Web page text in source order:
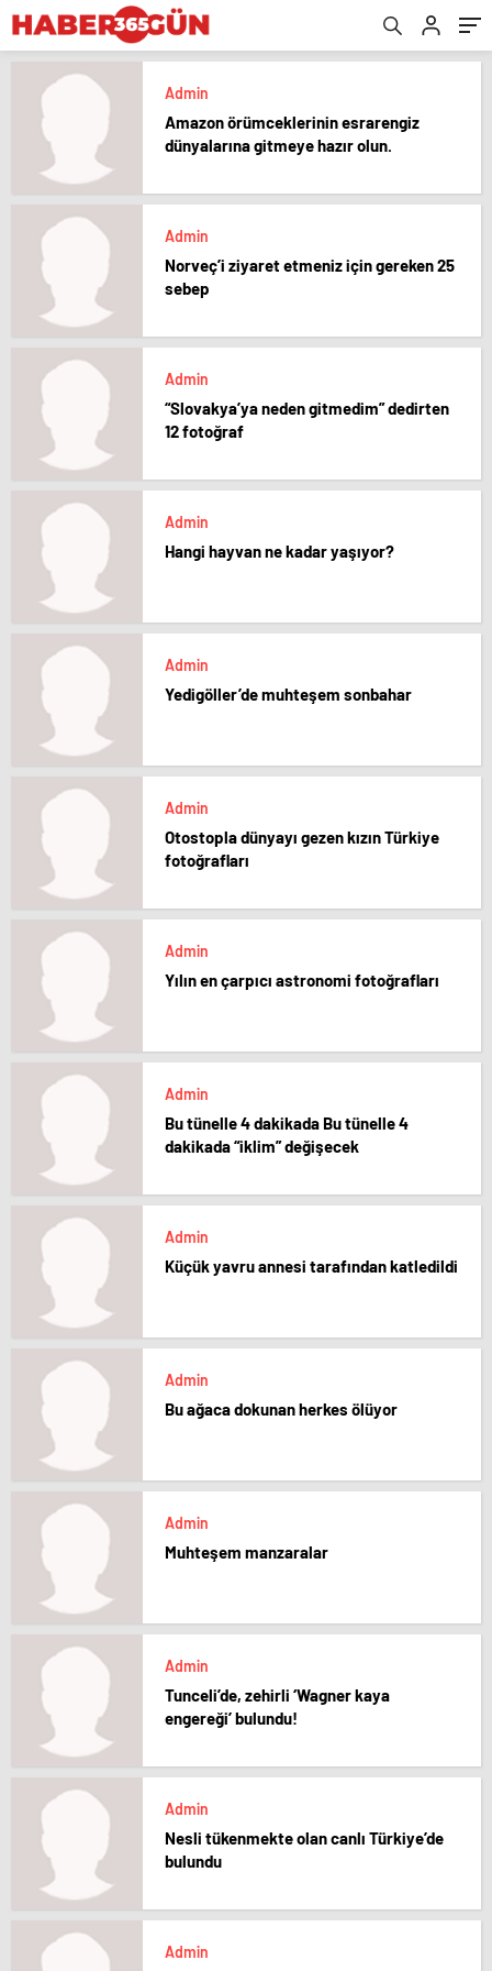
Admin
Amazon örümceklerinin esrarengiz
dünyalarına gitmeye hazır olun.
Admin
Norveç’i ziyaret etmeniz için gereken 25
sebep
Admin
“Slovakya’ya neden gitmedim” dedirten
12 fotoğraf
Admin
Hangi hayvan ne kadar yaşıyor?
Admin
Yedigöller’de muhteşem sonbahar
Admin
Otostopla dünyayı gezen kızın Türkiye
fotoğrafları
Admin
Yılın en çarpıcı astronomi fotoğrafları
Admin
Bu tünelle 4 dakikada Bu tünelle 4
dakikada “iklim” değişecek
Admin
Küçük yavru annesi tarafından katledildi
Admin
Bu ağaca dokunan herkes ölüyor
Admin
Muhteşem manzaralar
Admin
Tunceli’de, zehirli ‘Wagner kaya
engereği’ bulundu!
Admin
Nesli tükenmekte olan canlı Türkiye’de
bulundu
Admin